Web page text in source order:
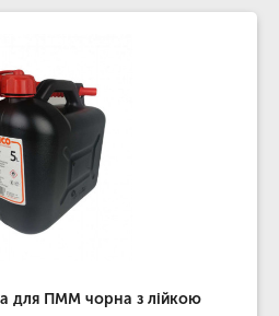
для ПММ чорна з лійкою